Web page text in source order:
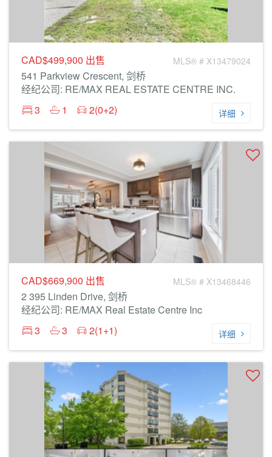
CAD$499,900 出售 MLS® # X13479024
541 Parkview Crescent, 剑桥
经纪公司: RE/MAX REAL ESTATE CENTRE INC.
3
1 2(0+2) 详细
CAD$669,900 出售 MLS® # X13468446
2 395 Linden Drive, 剑桥
经纪公司: RE/MAX Real Estate Centre Inc
3
3 2(1+1) 详细